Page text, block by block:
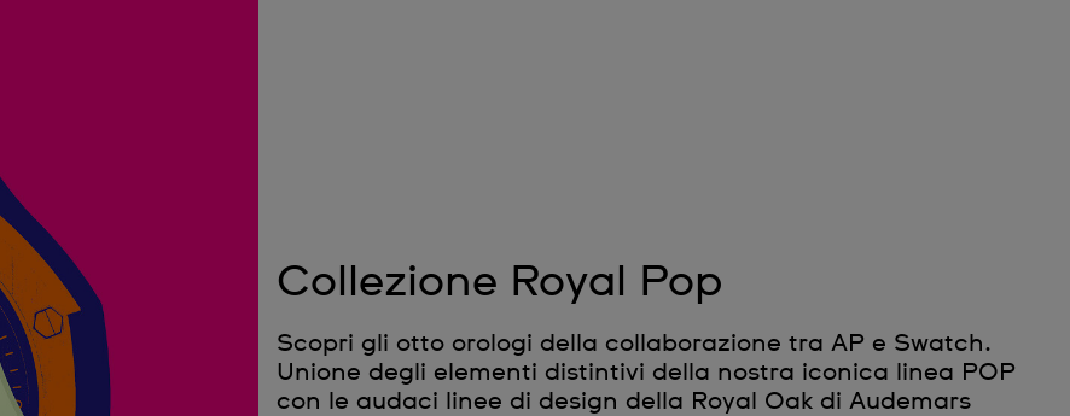
Collezione Royal Pop
Scopri gli otto orologi della collaborazione tra AP e Swatch.
Unione degli elementi distintivi della nostra iconica linea POP
con le audaci linee di design della Royal Oak di Audemars